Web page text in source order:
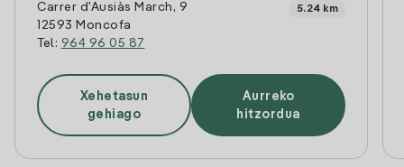
Carrer d'Ausiàs March, 9
12593 Moncofa
Tel: 964 96 05 87
5.24 km
Xehetasun
gehiago
Aurreko
hitzordua